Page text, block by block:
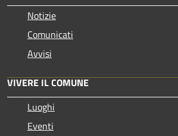
Notizie
Comunicati
Avvisi
VIVERE IL COMUNE
Luoghi
Eventi